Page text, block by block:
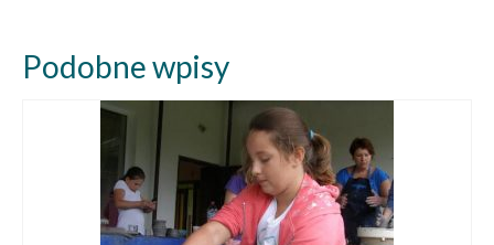
Podobne wpisy